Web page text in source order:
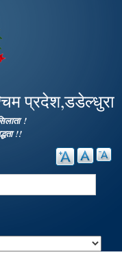
प्रदेश,डडेल्धुरा
!
!!